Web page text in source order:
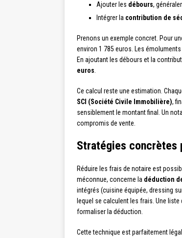
Ajouter les débours,
Intégrer la contribution de
Prenons un exemple concret. Pour
environ 1 785 euros. Les
En ajoutant les débours et la
euros
Ce calcul reste une estimation.
SCI (Société Civile Immobilière),
sensiblement le montant final. Un
compromis de vente.
Stratégies concrètes
Réduire les frais de notaire est
méconnue, concerne la déduction
intégrés (cuisine équipée, dressing
lequel se calculent les frais. Une
formaliser la déduction.
Cette technique est parfaitement